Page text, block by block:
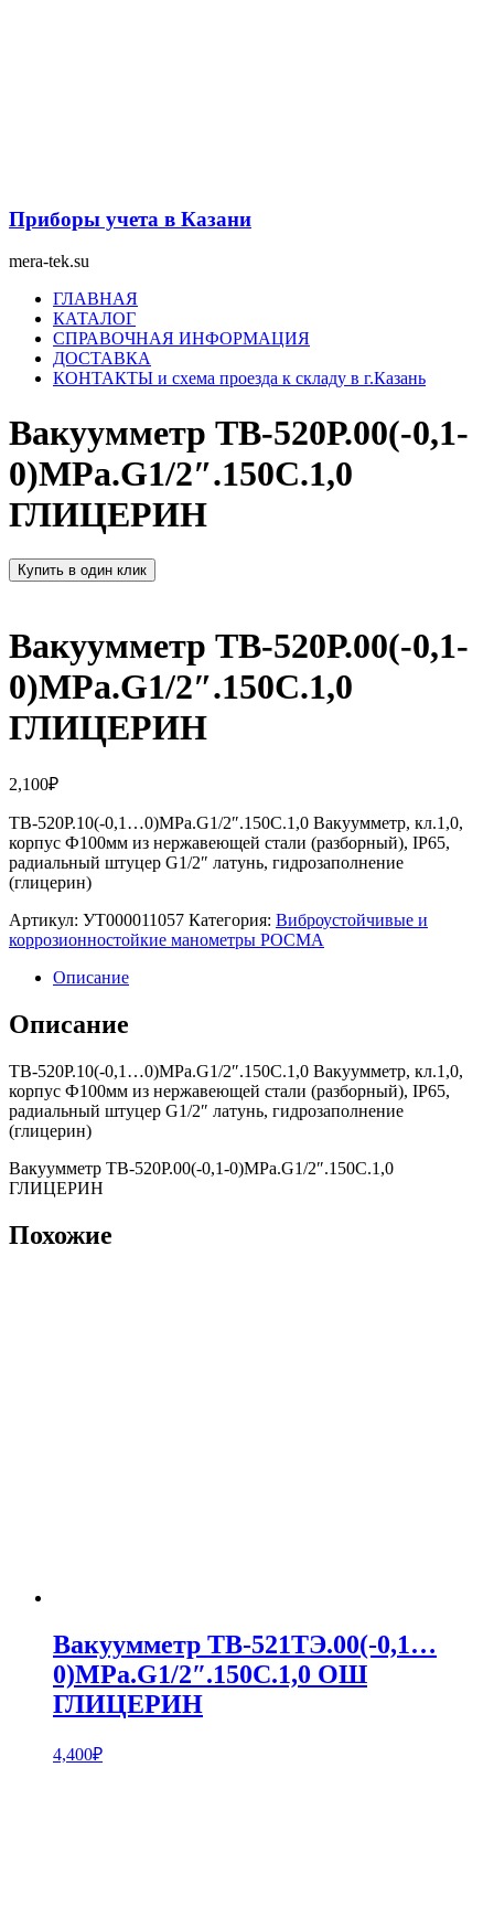
Приборы учета в Казани
mera-tek.su
МенюГЛАВНАЯ
КАТАЛОГ
СПРАВОЧНАЯ ИНФОРМАЦИЯ
ДОСТАВКА
КОНТАКТЫ и схема проезда к складу в г.Казань
Вакуумметр ТВ-520Р.00(-0,1-
0)MPa.G1/2″.150С.1,0
ГЛИЦЕРИН
Купить в один клик
Вакуумметр ТВ-520Р.00(-0,1-
0)MPa.G1/2″.150С.1,0
ГЛИЦЕРИН
2,100₽
ТВ-520Р.10(-0,1…0)MPa.G1/2″.150С.1,0 Вакуумметр, кл.1,0,
корпус Ф100мм из нержавеющей стали (разборный), IP65,
радиальный штуцер G1/2″ латунь, гидрозаполнение
(глицерин)
Артикул: УТ000011057 Категория: Виброустойчивые и
коррозионностойкие манометры РОСМА
Описание
Описание
ТВ-520Р.10(-0,1…0)MPa.G1/2″.150С.1,0 Вакуумметр, кл.1,0,
корпус Ф100мм из нержавеющей стали (разборный), IP65,
радиальный штуцер G1/2″ латунь, гидрозаполнение
(глицерин)
Вакуумметр ТВ-520Р.00(-0,1-0)MPa.G1/2″.150С.1,0
ГЛИЦЕРИН
Похожие
Вакуумметр ТВ-521ТЭ.00(-0,1…
0)MPa.G1/2″.150С.1,0 ОШ
ГЛИЦЕРИН
4,400₽